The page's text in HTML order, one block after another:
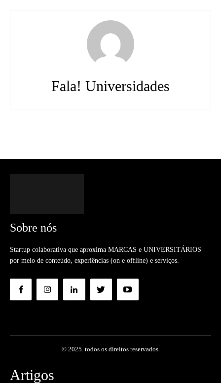
Fala! Universidades
Sobre nós
Startup colaborativa que aproxima MARCAS e UNIVERSITÁRIOS
por meio de conteúdo, experiências (on e offline) e serviços.
© 2025. todos os direitos reservados.
Artigos